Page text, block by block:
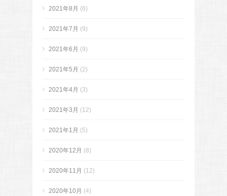
2021年8月 (6)
2021年7月 (9)
2021年6月 (9)
2021年5月 (2)
2021年4月 (3)
2021年3月 (12)
2021年1月 (5)
2020年12月 (8)
2020年11月 (12)
2020年10月 (4)